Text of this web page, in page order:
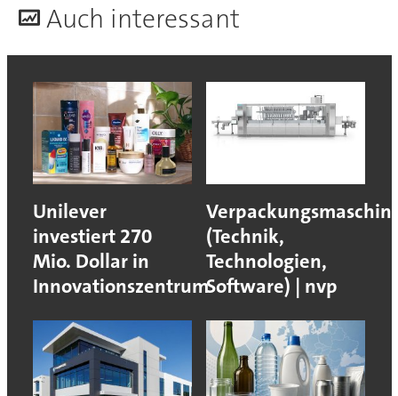
Auch interessant
Unilever
investiert 270
Mio. Dollar in
Innovationszentrum
(Technik,
Technologien,
Software) | nvp